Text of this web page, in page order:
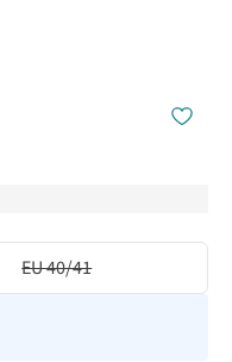
EU 40/41